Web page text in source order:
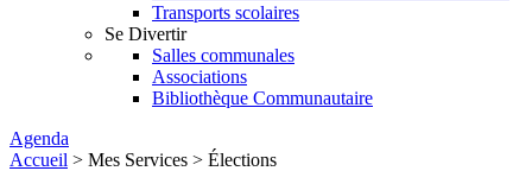
Transports scolaires
Se Divertir
Salles communales
Associations
Bibliothèque Communautaire
Agenda
Accueil > Mes Services > Élections